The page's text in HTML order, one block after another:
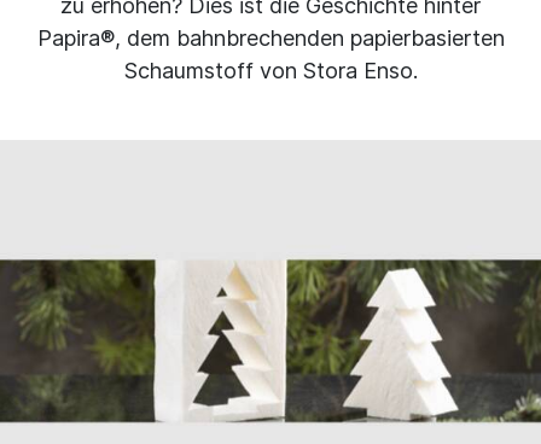
Papira®, dem bahnbrechenden papierbasierten
Schaumstoff von Stora Enso.